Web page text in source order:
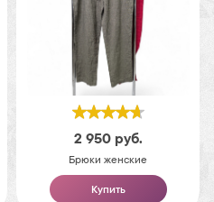
2 950 руб.
Брюки женские
Купить